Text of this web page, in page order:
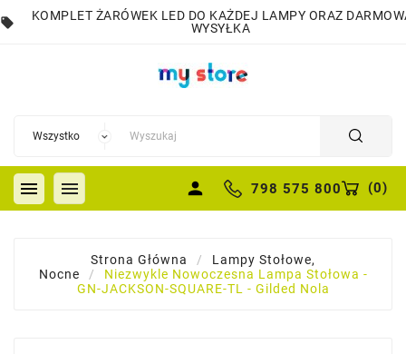
local_offer
KOMPLET ŻARÓWEK LED DO KAŻDEJ LAMPY ORAZ
WYSYŁKA
  person 798 575 800 (0)
Strona Główna
Lampy Stołowe,
Nocne
Niezwykle Nowoczesna Lampa Stołowa -
GN-JACKSON-SQUARE-TL - Gilded Nola